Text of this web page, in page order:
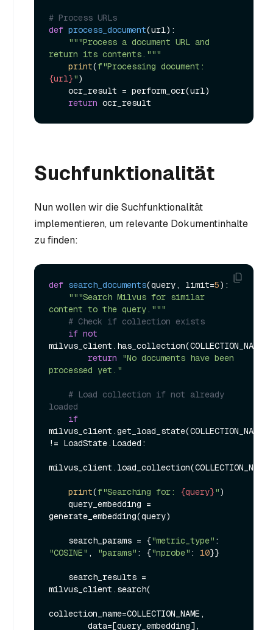
# Process URLs
def process_document(url):
"""Process a document URL and
return its contents."""
print(
{url}")
return
Suchfunktionalität
Nun wollen wir die Suchfunktionalität
implementieren, um relevante Dokumentinhalte
zu finden:
def search_documents(query, limit=5):
"""Search Milvus for similar
content to the query."""
# Check if collection exists
if not
milvus_client.has_collection(COLLECTION_NAME):
return
"No documents have been
processed yet."
# Load collection if not already
loaded
if
milvus_client.get_load_state(COLLECTION_NAME)
!= LoadState.Loaded:
milvus_client.load_collection(COLLECTION_NAME)
print(f"Searching for: {query}")
generate_embedding(query)
    search_params = {
"metric_type"
"COSINE" , "params" : {"nprobe" : 10}}
milvus_client.search(
collection_name=COLLECTION_NAME,